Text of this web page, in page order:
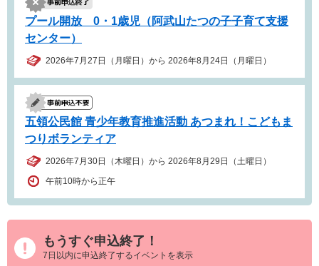
プール開放 0・1歳児（阿武山たつの子子育て支援
センター）
2026年7月27日（月曜日）から 2026年8月24日（月曜日）
五領公民館 青少年教育推進活動 あつまれ！こどもま
つりボランティア
2026年7月30日（木曜日）から 2026年8月29日（土曜日）
午前10時から正午
もうすぐ申込終了！
7日以内に申込終了するイベントを表示